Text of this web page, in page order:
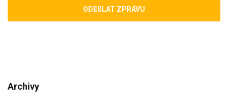
ODESLAT ZPRÁVU
Archivy